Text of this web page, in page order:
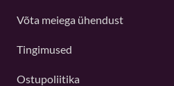
Võta meiega ühendust
Tingimused
Ostupoliitika